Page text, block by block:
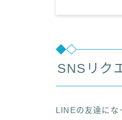
SNSリク
LINEの友達にな